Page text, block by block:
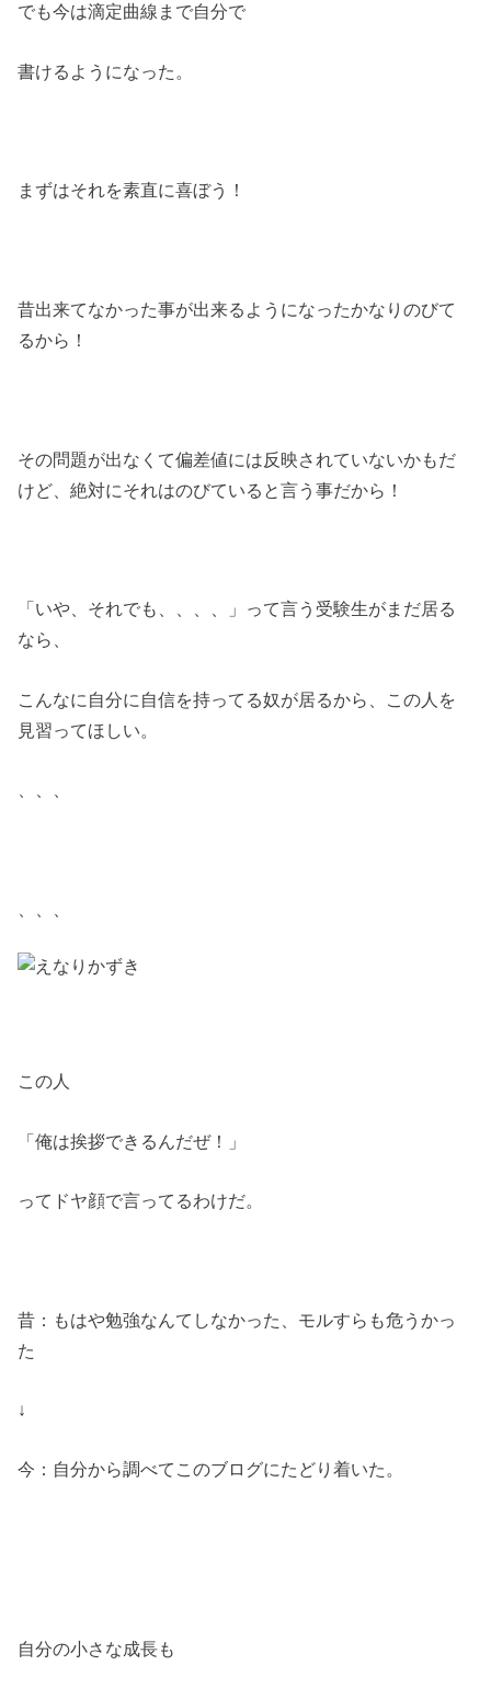
でも今は滴定曲線まで自分で
書けるようになった。
まずはそれを素直に喜ぼう！
昔出来てなかった事が出来るようになったかなりのびて
るから！
その問題が出なくて偏差値には反映されていないかもだ
けど、絶対にそれはのびていると言う事だから！
「いや、それでも、、、、」って言う受験生がまだ居る
なら、
こんなに自分に自信を持ってる奴が居るから、この人を
見習ってほしい。
この人
「俺は挨拶できるんだぜ！」
ってドヤ顔で言ってるわけだ。
昔：もはや勉強なんてしなかった、モルすらも危うかっ
た
↓
今：自分から調べてこのブログにたどり着いた。
自分の小さな成長も